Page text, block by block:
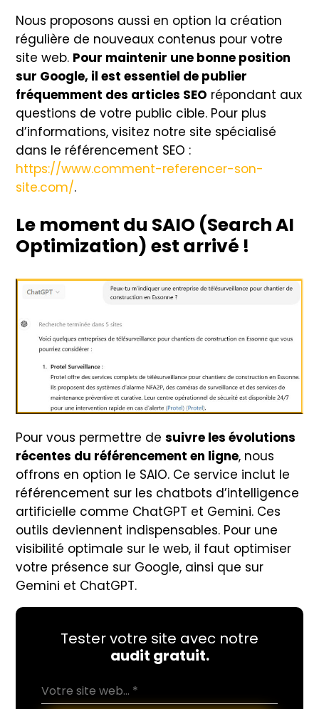
Nous proposons aussi en option la création
régulière de nouveaux contenus pour votre
site web. Pour maintenir une bonne position
sur Google, il est essentiel de publier
fréquemment des articles SEO répondant aux
questions de votre public cible. Pour plus
d’informations, visitez notre site spécialisé
dans le référencement SEO :
https://www.comment-referencer-son-
site.com/.
Le moment du SAIO (Search AI
Optimization) est arrivé !
Pour vous permettre desuivre les évolutions
récentes du référencement en ligne, nous
offrons en option le SAIO. Ce service inclut le
référencement sur les chatbots d’intelligence
artificielle comme ChatGPT et Gemini. Ces
outils deviennent indispensables. Pour une
visibilité optimale sur le web, il faut optimiser
votre présence sur Google, ainsi que sur
Gemini et ChatGPT.
Tester votre site avec notre
audit gratuit.